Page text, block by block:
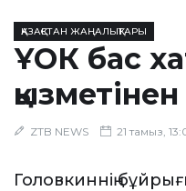
ҚАЗАҚСТАН ЖАҢАЛЫҚТАРЫ
ҰОК бас
ZTB NEWS 21 тамыз,
Головкиннің